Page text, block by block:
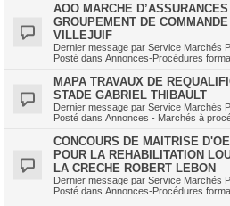
AOO MARCHE
GROUPEMENT DE
VILLEJUIF
Dernier message par Service Marchés
Posté dans Annonces-Procédures
MAPA TRAVAUX DE
STADE GABRIEL THIBAULT
Dernier message par Service Marchés
Posté dans Annonces - Marchés à
CONCOURS DE MAITRISE
POUR LA REHABILITATION
LA CRECHE ROBERT LEBON
Dernier message par Service Marchés
Posté dans Annonces-Procédures